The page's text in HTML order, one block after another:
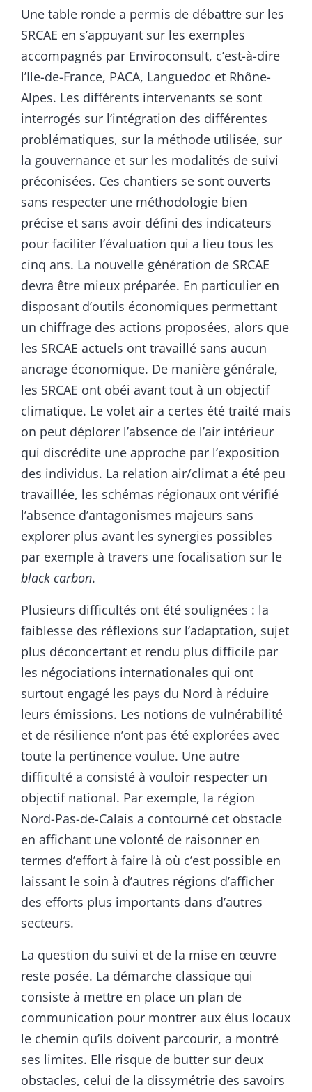
Une table ronde a permis de débattre sur les
SRCAE en s’appuyant sur les exemples
accompagnés par Enviroconsult, c’est-à-dire
l’Ile-de-France, PACA, Languedoc et Rhône-
Alpes. Les différents intervenants se sont
interrogés sur l’intégration des différentes
problématiques, sur la méthode utilisée, sur
la gouvernance et sur les modalités de suivi
préconisées. Ces chantiers se sont ouverts
sans respecter une méthodologie bien
précise et sans avoir défini des indicateurs
pour faciliter l’évaluation qui a lieu tous les
cinq ans. La nouvelle génération de SRCAE
devra être mieux préparée. En particulier en
disposant d’outils économiques permettant
un chiffrage des actions proposées, alors que
les SRCAE actuels ont travaillé sans aucun
ancrage économique. De manière générale,
les SRCAE ont obéi avant tout à un objectif
climatique. Le volet air a certes été traité mais
on peut déplorer l’absence de l’air intérieur
qui discrédite une approche par l’exposition
des individus. La relation air/climat a été peu
travaillée, les schémas régionaux ont vérifié
l’absence d’antagonismes majeurs sans
explorer plus avant les synergies possibles
par exemple à travers une focalisation sur le
black carbon.
Plusieurs difficultés ont été soulignées : la
faiblesse des réflexions sur l’adaptation, sujet
plus déconcertant et rendu plus difficile par
les négociations internationales qui ont
surtout engagé les pays du Nord à réduire
leurs émissions. Les notions de vulnérabilité
et de résilience n’ont pas été explorées avec
toute la pertinence voulue. Une autre
difficulté a consisté à vouloir respecter un
objectif national. Par exemple, la région
Nord-Pas-de-Calais a contourné cet obstacle
en affichant une volonté de raisonner en
termes d’effort à faire là où c’est possible en
laissant le soin à d’autres régions d’afficher
des efforts plus importants dans d’autres
secteurs.
La question du suivi et de la mise en œuvre
reste posée. La démarche classique qui
consiste à mettre en place un plan de
communication pour montrer aux élus locaux
le chemin qu’ils doivent parcourir, a montré
ses limites. Elle risque de butter sur deux
obstacles, celui de la dissymétrie des savoirs